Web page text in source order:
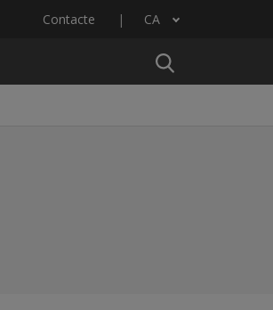
Contacte CA
Llista les accions addicionals